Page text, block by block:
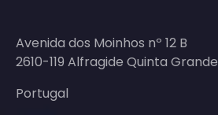
Avenida dos Moinhos nº 12 B
2610-119 Alfragide Quinta Grande
Portugal